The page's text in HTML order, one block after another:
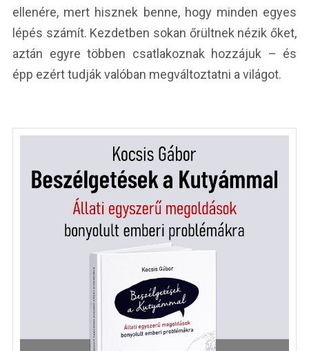
ellenére, mert hisznek benne, hogy minden egyes
lépés számít. Kezdetben sokan őrültnek nézik őket,
aztán egyre többen csatlakoznak hozzájuk – és
épp ezért tudják valóban megváltoztatni a világot.